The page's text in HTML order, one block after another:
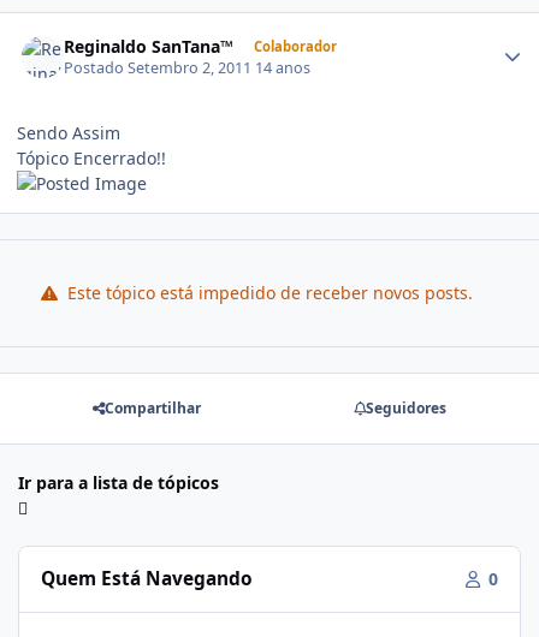
Reginaldo SanTana™ Colaborador
PostadoSetembro 2, 2011 14 anos
Sendo Assim
Tópico Encerrado!!
Este tópico está impedido de receber novos posts.
Compartilhar Seguidores
Ir para a lista de tópicos
Quem Está Navegando 0